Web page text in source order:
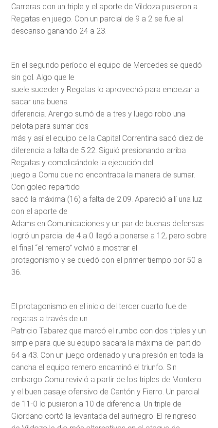
Carreras con un triple y el aporte de Vildoza pusieron a
Regatas en juego. Con un parcial de 9 a 2 se fue al
descanso ganando 24 a 23.
En el segundo período el equipo de Mercedes se quedó
sin gol. Algo que le
suele suceder y Regatas lo aprovechó para empezar a
sacar una buena
diferencia. Arengo sumó de a tres y luego robo una
pelota para sumar dos
más y así el equipo de la Capital Correntina sacó diez de
diferencia a falta de 5.22. Siguió presionando arriba
Regatas y complicándole la ejecución del
juego a Comu que no encontraba la manera de sumar.
Con goleo repartido
sacó la máxima (16) a falta de 2.09. Apareció allí una luz
con el aporte de
Adams en Comunicaciones y un par de buenas defensas
logró un parcial de 4 a 0 llegó a ponerse a 12, pero sobre
el final “el remero” volvió a mostrar el
protagonismo y se quedó con el primer tiempo por 50 a
36.
El protagonismo en el inicio del tercer cuarto fue de
regatas a través de un
Patricio Tabarez que marcó el rumbo con dos triples y un
simple para que su equipo sacara la máxima del partido
64 a 43. Con un juego ordenado y una presión en toda la
cancha el equipo remero encaminó el triunfo. Sin
embargo Comu revivió a partir de los triples de Montero
y el buen pasaje ofensivo de Cantón y Fierro. Un parcial
de 11-0 lo pusieron a 10 de diferencia. Un triple de
Giordano cortó la levantada del aurinegro. El reingreso